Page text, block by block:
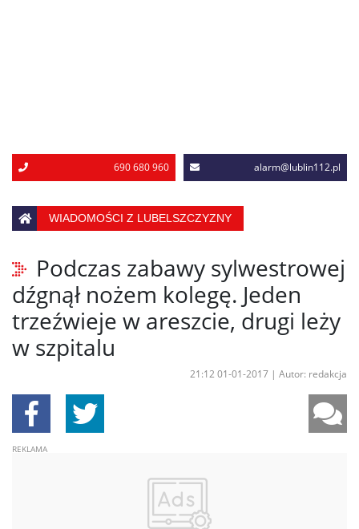
690 680 960 alarm@lublin112.pl
WIADOMOŚCI Z LUBELSZCZYZNY
Podczas zabawy sylwestrowej
dźgnął nożem kolegę. Jeden
trzeźwieje w areszcie, drugi leży
w szpitalu
21:12 01-01-2017 | Autor: redakcja